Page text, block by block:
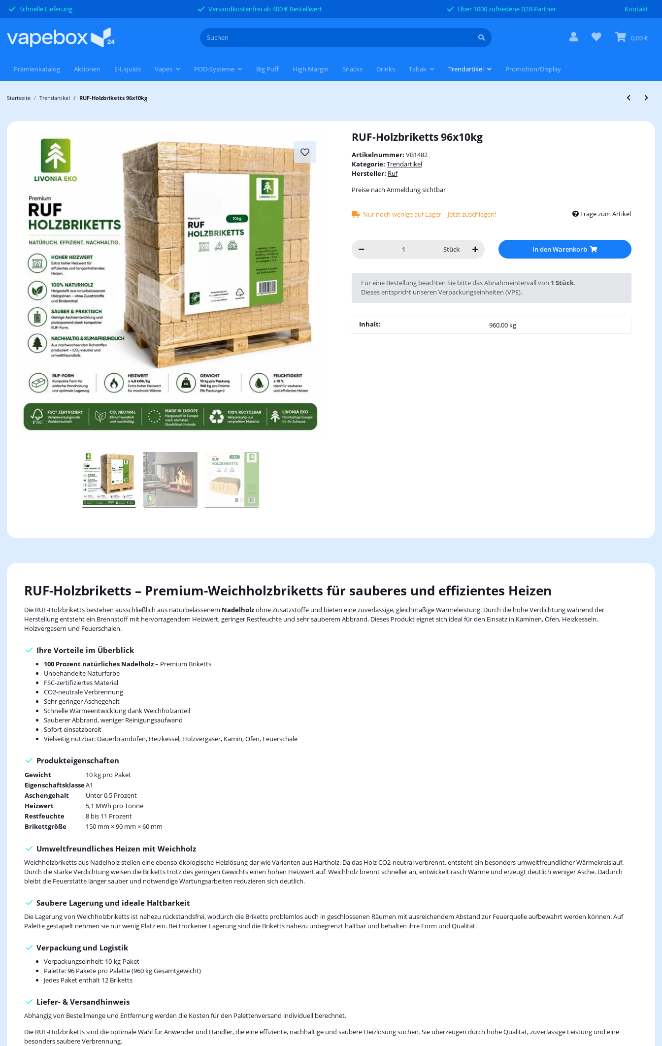
Kontakt
Schnelle Lieferung Versandkostenfrei ab 400 € Bestellwert Über 1000 zufriedene B2B Partner
0,00 €
Aktionen E-Liquids Vapes POD-Systeme Big Puff High Margin Snacks Drinks Tabak Trendartikel Promotion/Display
Prämienkatalog
Startseite Trendartikel RUF-Holzbriketts 96x10kg
RUF-Holzbriketts 96x10kg
Artikelnummer: VB1482
Kategorie: Trendartikel
Hersteller: Ruf
Preise nach Anmeldung sichtbar
Nur noch wenige auf Lager – Jetzt zuschlagen! Frage zum Artikel
Stück In den Warenkorb
x
Für eine Bestellung beachten Sie bitte das Abnahmeintervall von 1 Stück.
Dieses entspricht unseren Verpackungseinheiten (VPE).
Inhalt: 960,00 kg
RUF-Holzbriketts – Premium-Weichholzbriketts für sauberes und effizientes Heizen
Die RUF-Holzbriketts bestehen ausschließlich aus naturbelassenem Nadelholzohne Zusatzstoffe und bieten eine zuverlässige, gleichmäßige Wärmeleistung. Durch die hohe Verdichtung während der
Herstellung entsteht ein Brennstoff mit hervorragendem Heizwert, geringer Restfeuchte und sehr sauberem Abbrand. Dieses Produkt eignet sich ideal für den Einsatz in Kaminen, Öfen, Heizkesseln,
Holzvergasern und Feuerschalen.
Ihre Vorteile im Überblick
100 Prozent natürliches Nadelholz– Premium Briketts
Unbehandelte Naturfarbe
FSC-zertifiziertes Material
CO2-neutrale Verbrennung
Sehr geringer Aschegehalt
Schnelle Wärmeentwicklung dank Weichholzanteil
Sauberer Abbrand, weniger Reinigungsaufwand
Sofort einsatzbereit
Vielseitig nutzbar: Dauerbrandofen, Heizkessel, Holzvergaser, Kamin, Ofen, Feuerschale
Produkteigenschaften
Gewicht
10 kg pro Paket
EigenschaftsklasseA1
Aschengehalt
Unter 0,5 Prozent
Heizwert
5,1 MWh pro Tonne
Restfeuchte
8 bis 11 Prozent
Brikettgröße
150 mm × 90 mm × 60 mm
Umweltfreundliches Heizen mit Weichholz
Weichholzbriketts aus Nadelholz stellen eine ebenso ökologische Heizlösung dar wie Varianten aus Hartholz. Da das Holz CO2-neutral verbrennt, entsteht ein besonders umweltfreundlicher Wärmekreislauf.
Durch die starke Verdichtung weisen die Briketts trotz des geringen Gewichts einen hohen Heizwert auf. Weichholz brennt schneller an, entwickelt rasch Wärme und erzeugt deutlich weniger Asche. Dadurch
bleibt die Feuerstätte länger sauber und notwendige Wartungsarbeiten reduzieren sich deutlich.
Saubere Lagerung und ideale Haltbarkeit
Die Lagerung von Weichholzbriketts ist nahezu rückstandsfrei, wodurch die Briketts problemlos auch in geschlossenen Räumen mit ausreichendem Abstand zur Feuerquelle aufbewahrt werden können. Auf
Palette gestapelt nehmen sie nur wenig Platz ein. Bei trockener Lagerung sind die Briketts nahezu unbegrenzt haltbar und behalten ihre Form und Qualität.
Verpackung und Logistik
Verpackungseinheit: 10-kg-Paket
Palette: 96 Pakete pro Palette (960 kg Gesamtgewicht)
Jedes Paket enthält 12 Briketts
Liefer- & Versandhinweis
Abhängig von Bestellmenge und Entfernung werden die Kosten für den Palettenversand individuell berechnet.
Die RUF-Holzbriketts sind die optimale Wahl für Anwender und Händler, die eine effiziente, nachhaltige und saubere Heizlösung suchen. Sie überzeugen durch hohe Qualität, zuverlässige Leistung und eine
besonders saubere Verbrennung.